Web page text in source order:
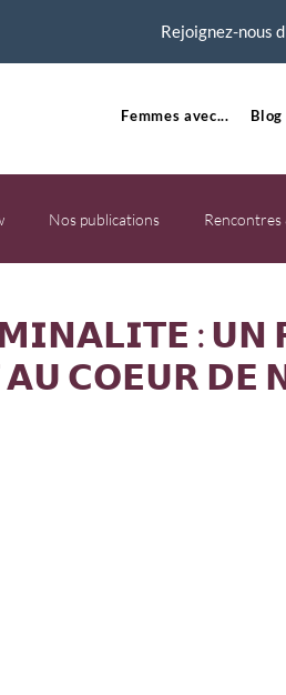
Rejoignez-nous
Femmes avec...
Nos publications Rencontres
: 𝗨𝗡
𝗖𝗢𝗘𝗨𝗥 𝗗𝗘